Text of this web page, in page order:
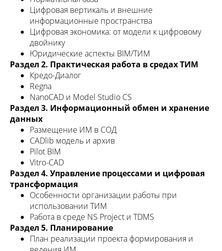
Цифровая вертикаль и внешние
информационные пространства
Цифровая экономика: от модели к цифровому
двойнику
Юридические аспекты BIM/ТИМ
Раздел 2. Практическая работа в средах ТИМ
Кредо-Диалог
Regna
NanoCAD и Model Studio CS
Раздел 3. Информационный обмен и хранение
данных
Размещение ИМ в СОД
CADlib модель и архив
Pilot BIM
Vitro-CAD
Раздел 4. Управление процессами и цифровая
трансформация
Особенности организации работы при
использовании ТИМ
Работа в среде NS Project и TDMS
Раздел 5. Планирование
План реализации проекта формирования и